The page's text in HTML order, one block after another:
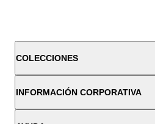
COLECCIONES
INFORMACIÓN CORPORATIVA